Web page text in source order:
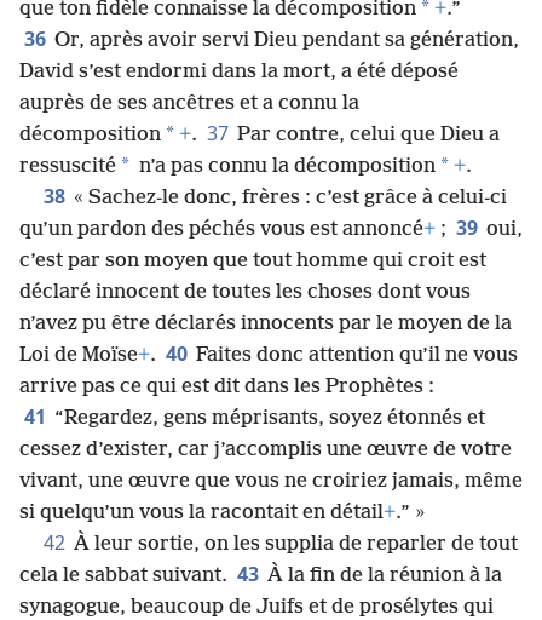
que ton fidèle connaisse la décomposition * +.”
36 Or, après avoir servi Dieu pendant sa génération,
David s’est endormi dans la mort, a été déposé
auprès de ses ancêtres et a connu la
décomposition * +. 37 Par contre, celui que Dieu a
ressuscité * n’a pas connu la décomposition * +.
38 « Sachez-le donc, frères : c’est grâce à celui-ci
qu’un pardon des péchés vous est annoncé+ ; 39 oui,
c’est par son moyen que tout homme qui croit est
déclaré innocent de toutes les choses dont vous
n’avez pu être déclarés innocents par le moyen de la
Loi de Moïse+. 40 Faites donc attention qu’il ne vous
arrive pas ce qui est dit dans les Prophètes :
41 “Regardez, gens méprisants, soyez étonnés et
cessez d’exister, car j’accomplis une œuvre de votre
vivant, une œuvre que vous ne croiriez jamais, même
si quelqu’un vous la racontait en détail+.” »
42 À leur sortie, on les supplia de reparler de tout
cela le sabbat suivant. 43 À la fin de la réunion à la
synagogue, beaucoup de Juifs et de prosélytes qui